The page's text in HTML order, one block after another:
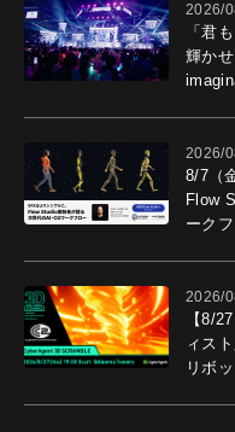
2026/
「君
輝か
2026/
8/7（
Flow
ーク
2026/
【8/
ィス
リボ